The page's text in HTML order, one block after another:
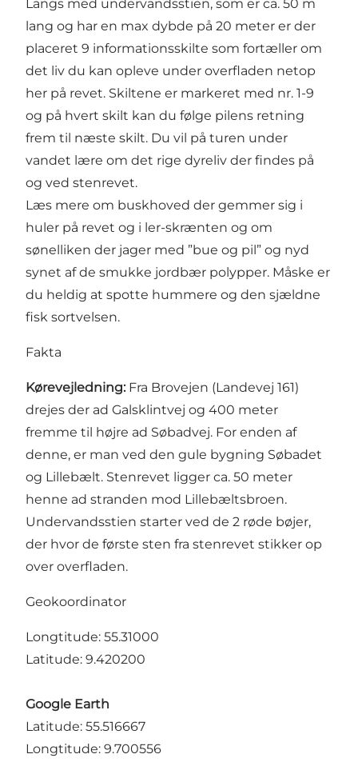
Langs med undervandsstien, som er ca. 50 m
lang og har en max dybde på 20 meter er der
placeret 9 informationsskilte som fortæller om
det liv du kan opleve under overfladen netop
her på revet. Skiltene er markeret med nr. 1-9
og på hvert skilt kan du følge pilens retning
frem til næste skilt. Du vil på turen under
vandet lære om det rige dyreliv der findes på
og ved stenrevet.
Læs mere om buskhoved der gemmer sig i
huler på revet og i ler-skrænten og om
sønelliken der jager med ”bue og pil” og nyd
synet af de smukke jordbær polypper. Måske er
du heldig at spotte hummere og den sjældne
fisk sortvelsen.
Fakta
Kørevejledning: Fra Brovejen (Landevej 161)
drejes der ad Galsklintvej og 400 meter
fremme til højre ad Søbadvej. For enden af
denne, er man ved den gule bygning Søbadet
og Lillebælt. Stenrevet ligger ca. 50 meter
henne ad stranden mod Lillebæltsbroen.
Undervandsstien starter ved de 2 røde bøjer,
der hvor de første sten fra stenrevet stikker op
over overfladen.
Geokoordinator
Longtitude: 55.31000
Latitude: 9.420200
Google Earth
Latitude: 55.516667
Longtitude: 9.700556